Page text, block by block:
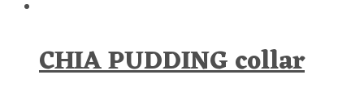
CHIA PUDDING collar